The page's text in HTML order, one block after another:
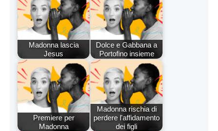
Madonna lascia
Jesus
Dolce e Gabbana a
Portofino insieme
Premiere per
Madonna
Madonna rischia di
perdere l'affidamento
dei figli